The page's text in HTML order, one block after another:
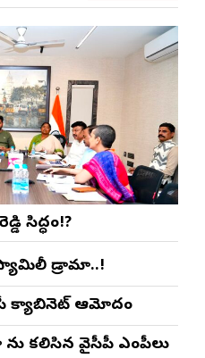
సిద్ధం!?
డ్రామా..!
క్యాబినెట్ ఆమోదం
కలిసిన వైసీపీ ఎంపీలు